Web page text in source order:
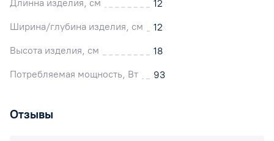
Длинна изделия, см
12
Ширина/глубина изделия, см
12
Высота изделия, см
18
Потребляемая мощность, Вт
93
Отзывы